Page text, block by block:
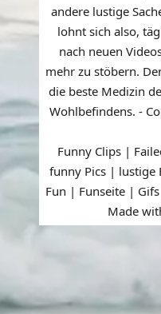
andere lustige
lohnt sich also,
nach neuen
mehr zu stöbern.
die beste Medizin
Wohlbefindens. -
Funny Clips |
funny Pics | lustige
Fun | Funseite |
Made